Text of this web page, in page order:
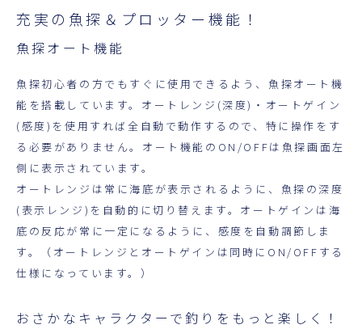
充実の魚探＆プロッター機能！
魚探オート機能
魚探初心者の方でもすぐに使用できるよう、魚探オート機
能を搭載しています。オートレンジ(深度)・オートゲイン
(感度)を使用すれば全自動で動作するので、特に操作をす
る必要がありません。オート機能のON/OFFは魚探画面左
側に表示されています。
オートレンジは常に海底が表示されるように、魚探の深度
(表示レンジ)を自動的に切り替えます。オートゲインは海
底の反応が常に一定になるように、感度を自動調節しま
す。（オートレンジとオートゲインは同時にON/OFFする
仕様になっています。）
おさかなキャラクターで釣りをもっと楽しく！